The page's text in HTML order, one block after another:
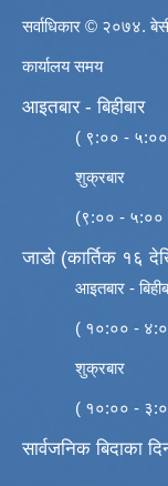
सर्वाधिकार © २०७४.
कार्यालय समय
आइतबार - बिहीबार
( ९:०० -
शुक्रबार
(९:०० - ५:००
जाडो (कार्तिक १६
आइतबार -
( १०:०० -
शुक्रबार
( १०:०० -
सार्वजनिक बिदाका